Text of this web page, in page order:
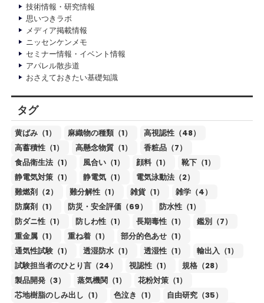
技術情報・研究情報
思いつきラボ
メディア掲載情報
ニッセンケンメモ
セミナー情報・イベント情報
アパレル散歩道
おさえておきたい基礎知識
タグ
黄ばみ（1） 麻織物の種類（1）
高視認性（48）
高蓄積性（1）
高懸念物質（1）
香粧品（7）
食品衛生法（1）
風合い（1） 顔料（1）
靴下（1）
静電気対策（1）
静電気（1）
電気泳動法（2）
難燃剤（2）
難分解性（1） 雑貨（1）
雑学（4）
防腐剤（1）
防災・安全評価（69）
防水性（1）
防ダニ性（1）
防しわ性（1） 長期毒性（1）
鑑別（7）
重金属（1）
重ね着（1）
部分的色あせ（1）
通気性試験（1）
透湿防水（1） 透湿性（1）
輸出入（1）
試験担当者のひとり言（24）
視認性（1）
規格（28）
製品開発（3）
蒸気機関（1）
花粉対策（1）
芯地樹脂のしみ出し（1）
色泣き（1）
自由研究（35）